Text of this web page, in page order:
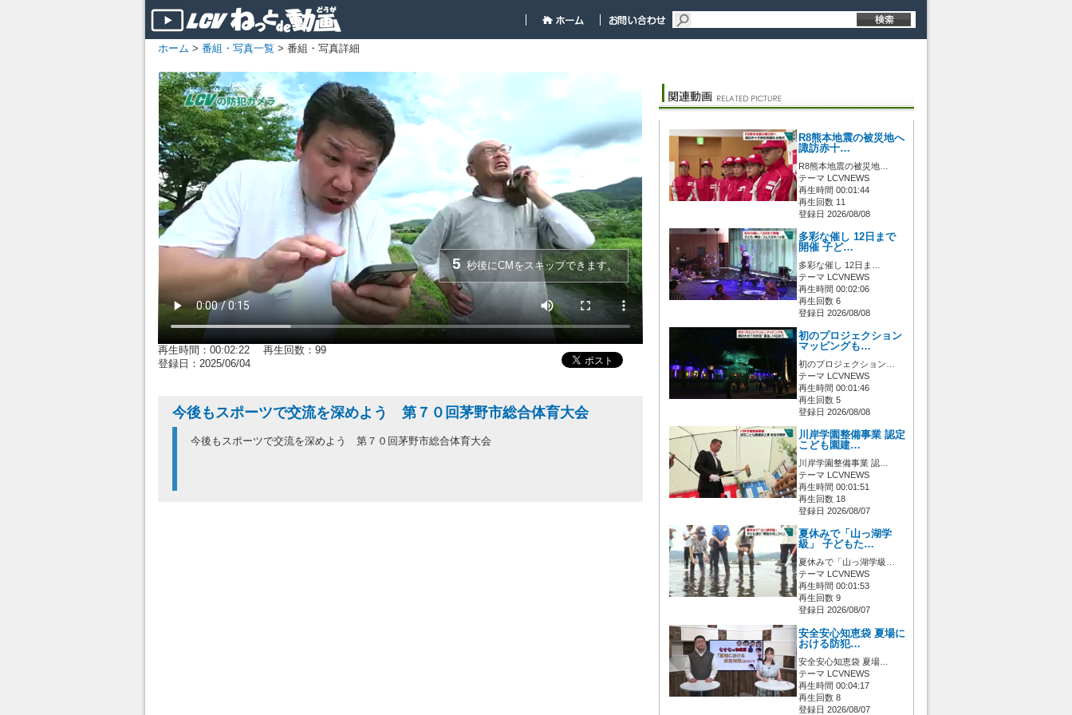
ホーム > 番組・写真一覧 > 番組・写真詳細
5 秒後にCMをスキップできます。
再生時間：00:02:22 再生回数：99
登録日：2025/06/04
今後もスポーツで交流を深めよう 第７０回茅野市総合体育大会
今後もスポーツで交流を深めよう 第７０回茅野市総合体育大会
R8熊本地震の被災地へ
諏訪赤十…
R8熊本地震の被災地…
テーマ LCVNEWS
再生時間 00:01:44
再生回数 11
登録日 2026/08/08
多彩な催し 12日まで
開催 子ど…
多彩な催し 12日ま…
テーマ LCVNEWS
再生時間 00:02:06
再生回数 6
登録日 2026/08/08
初のプロジェクション
マッピングも…
初のプロジェクション…
テーマ LCVNEWS
再生時間 00:01:46
再生回数 5
登録日 2026/08/08
川岸学園整備事業 認定
こども園建…
川岸学園整備事業 認…
テーマ LCVNEWS
再生時間 00:01:51
再生回数 18
登録日 2026/08/07
夏休みで「山っ湖学
級」 子どもた…
夏休みで「山っ湖学級…
テーマ LCVNEWS
再生時間 00:01:53
再生回数 9
登録日 2026/08/07
安全安心知恵袋 夏場に
おける防犯…
安全安心知恵袋 夏場…
テーマ LCVNEWS
再生時間 00:04:17
再生回数 8
登録日 2026/08/07